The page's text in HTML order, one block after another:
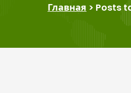
Главная > Posts